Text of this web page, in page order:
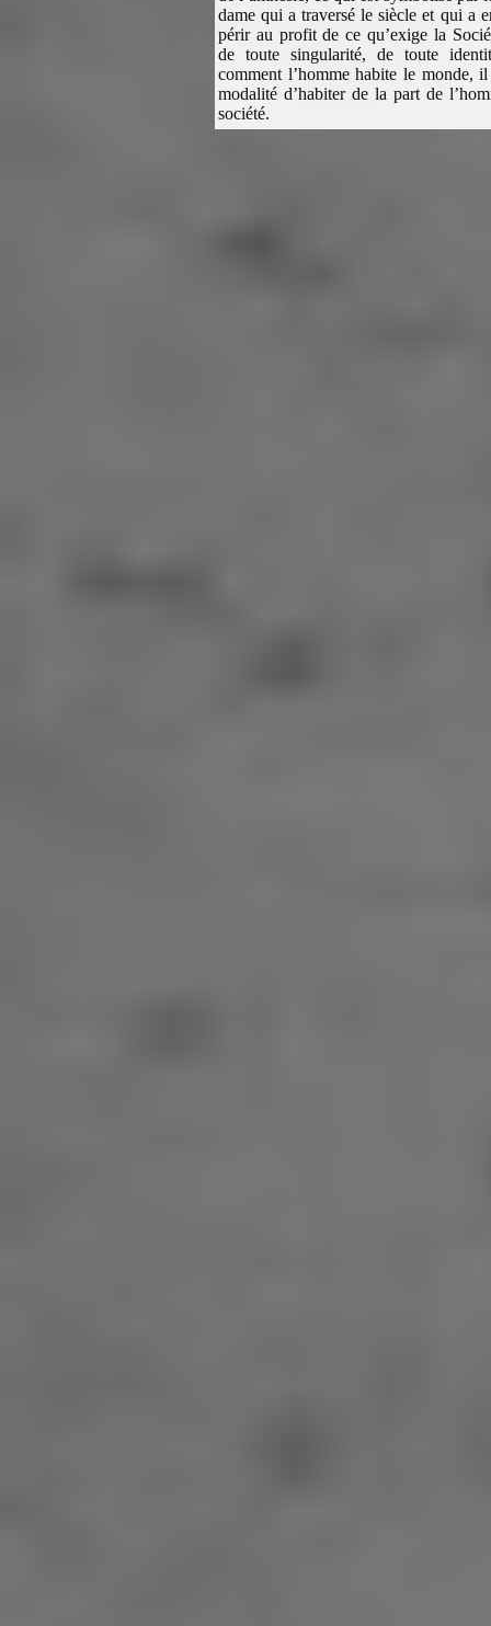
dame qui a traversé le siècle et qui a
périr au profit de ce qu’exige la
de toute singularité, de toute
comment l’homme habite le monde,
modalité d’habiter de la part de
société.